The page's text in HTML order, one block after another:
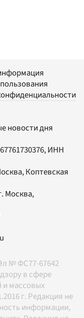
новости дня
ИНН
Коптевская
Москва,
№ ФС77-67642
в сфере
и массовых
г. Редакция не
информации,